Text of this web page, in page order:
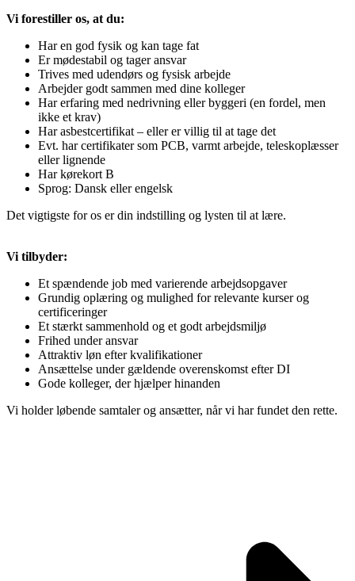
Vi forestiller os, at du:
Har en god fysik og kan tage fat
Er mødestabil og tager ansvar
Trives med udendørs og fysisk arbejde
Arbejder godt sammen med dine kolleger
Har erfaring med nedrivning eller byggeri (en fordel, men
ikke et krav)
Har asbestcertifikat – eller er villig til at tage det
Evt. har certifikater som PCB, varmt arbejde, teleskoplæsser
eller lignende
Har kørekort B
Sprog: Dansk eller engelsk
Det vigtigste for os er din indstilling og lysten til at lære.
Vi tilbyder:
Et spændende job med varierende arbejdsopgaver
Grundig oplæring og mulighed for relevante kurser og
certificeringer
Et stærkt sammenhold og et godt arbejdsmiljø
Frihed under ansvar
Attraktiv løn efter kvalifikationer
Ansættelse under gældende overenskomst efter DI
Gode kolleger, der hjælper hinanden
Vi holder løbende samtaler og ansætter, når vi har fundet den rette.